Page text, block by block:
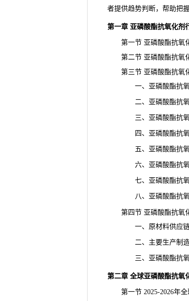
者提供趋势判断，帮助把
第一章 亚磷酸酯抗氧化剂
第一节 亚磷酸酯抗氧
第二节 亚磷酸酯抗氧
第三节 亚磷酸酯抗氧
一、亚磷酸酯抗氧化
二、亚磷酸酯抗氧化
三、亚磷酸酯抗氧化
四、亚磷酸酯抗氧化
五、亚磷酸酯抗氧化
六、亚磷酸酯抗氧化
七、亚磷酸酯抗氧化
八、亚磷酸酯抗氧化
第四节 亚磷酸酯抗氧
一、原材料供应链
二、主要生产制造
三、亚磷酸酯抗氧化
第二章 全球亚磷酸酯抗氧
第一节 2025-2026年全